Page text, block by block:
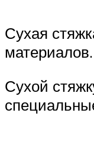
Сухая
материалов.
Сухой